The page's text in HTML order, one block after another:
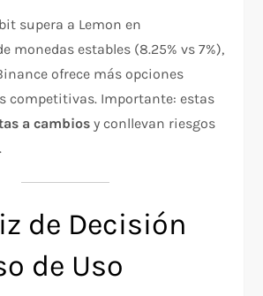
supera a Lemon en
monedas estables (8.25% vs 7%),
ofrece más opciones
competitivas. Importante: estas
a cambios y conllevan riesgos
de Decisión
de Uso